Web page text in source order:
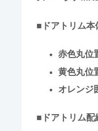
■ドアトリム本
赤色丸位
黄色丸位
オレンジ
■ドアトリム配